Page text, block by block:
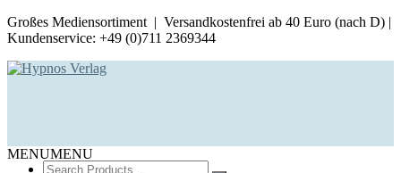
Großes Mediensortiment | Versandkostenfrei ab 40 Euro (nach D) |
Kundenservice: +49 (0)711 2369344
Search
MENUMENU